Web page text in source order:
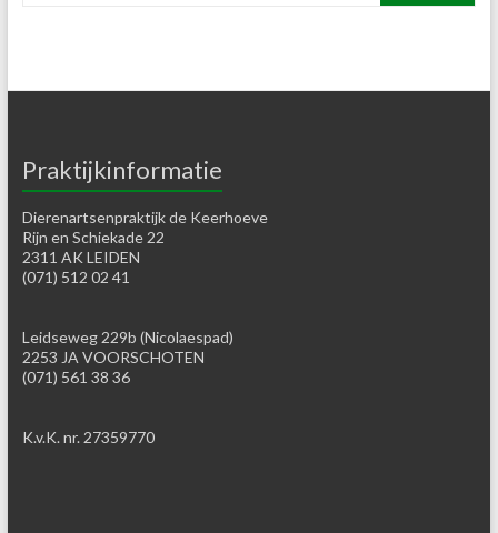
Praktijkinformatie
Dierenartsenpraktijk de Keerhoeve
Rijn en Schiekade 22
2311 AK LEIDEN
(071) 512 02 41
Leidseweg 229b (Nicolaespad)
2253 JA VOORSCHOTEN
(071) 561 38 36
K.v.K. nr. 27359770